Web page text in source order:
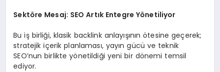
Sektöre Mesaj: SEO Artık Entegre Yönetiliyor
Bu iş birliği, klasik backlink anlayışının ötesine geçerek;
stratejik içerik planlaması, yayın gücü ve teknik
SEO’nun birlikte yönetildiği yeni bir dönemi temsil
ediyor.